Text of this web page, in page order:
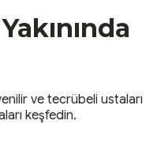
Yakınında
ve tecrübeli ustaları
keşfedin.